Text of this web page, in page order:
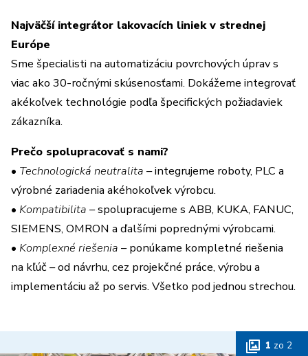
Najväčší integrátor lakovacích liniek v strednej
Európe
Sme špecialisti na automatizáciu povrchových úprav s
viac ako 30-ročnými skúsenosťami. Dokážeme integrovať
akékoľvek technológie podľa špecifických požiadaviek
zákazníka.
Prečo spolupracovať s nami?
• Technologická neutralita – integrujeme roboty, PLC a
výrobné zariadenia akéhokoľvek výrobcu.
• Kompatibilita – spolupracujeme s ABB, KUKA, FANUC,
SIEMENS, OMRON a ďalšími poprednými výrobcami.
• Komplexné riešenia – ponúkame kompletné riešenia
na kľúč – od návrhu, cez projekčné práce, výrobu a
implementáciu až po servis. Všetko pod jednou strechou.
1 zo 2